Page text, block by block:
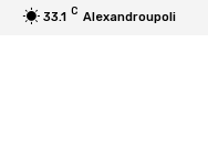
33.1 C Alexandroupoli